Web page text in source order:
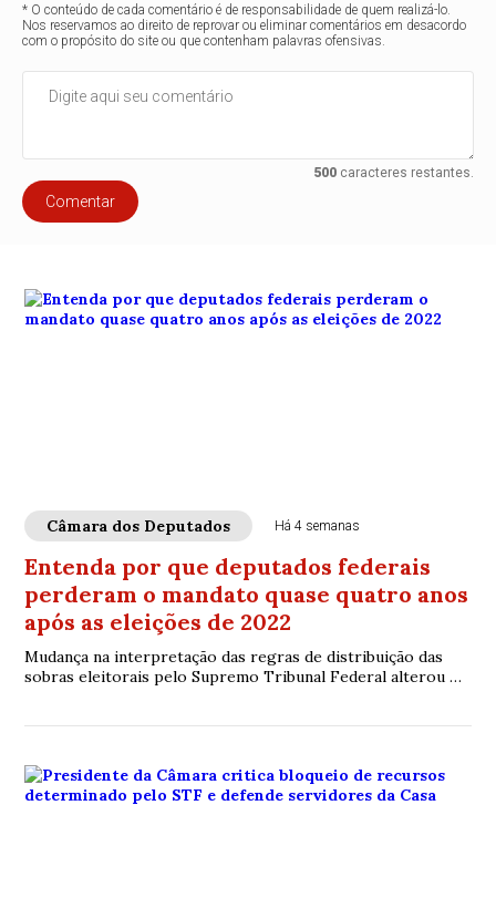
* O conteúdo de cada comentário é de responsabilidade de quem realizá-lo.
Nos reservamos ao direito de reprovar ou eliminar comentários em desacordo
com o propósito do site ou que contenham palavras ofensivas.
500caracteres restantes.
Comentar
Câmara dos Deputados Há 4 semanas
Entenda por que deputados federais
perderam o mandato quase quatro anos
após as eleições de 2022
Mudança na interpretação das regras de distribuição das
sobras eleitorais pelo Supremo Tribunal Federal alterou o